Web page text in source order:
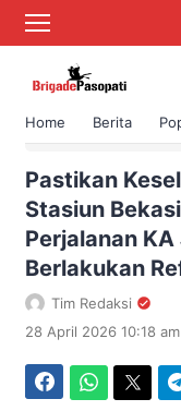
Home Berita
›
Pastikan
Stasiun
Perjalanan
Berlakukan
Tim Redaksi
28 April 2026 10:18 am